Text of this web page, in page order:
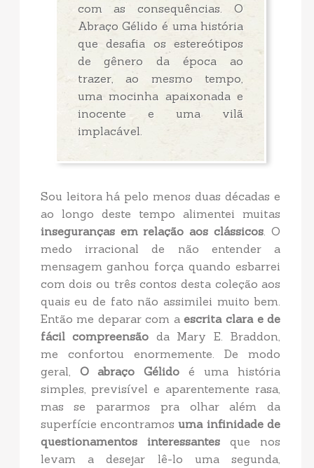
com as consequências. O
Abraço Gélido é uma história
que desafia os estereótipos
de gênero da época ao
trazer, ao mesmo tempo,
uma mocinha apaixonada e
inocente e uma vilã
implacável.
Sou leitora há pelo menos duas décadas e
ao longo deste tempo alimentei muitas
inseguranças em relação aos clássicos . O
medo irracional de não entender a
mensagem ganhou força quando esbarrei
com dois ou três contos desta coleção aos
quais eu de fato não assimilei muito bem.
Então me deparar com aescrita clara e de
fácil compreensão da Mary E. Braddon,
me confortou enormemente. De modo
geral, O abraço Gélido é uma história
simples, previsível e aparentemente rasa,
mas se pararmos pra olhar além da
superfície encontramosuma infinidade de
questionamentos interessantesque nos
levam a desejar lê-lo uma segunda,